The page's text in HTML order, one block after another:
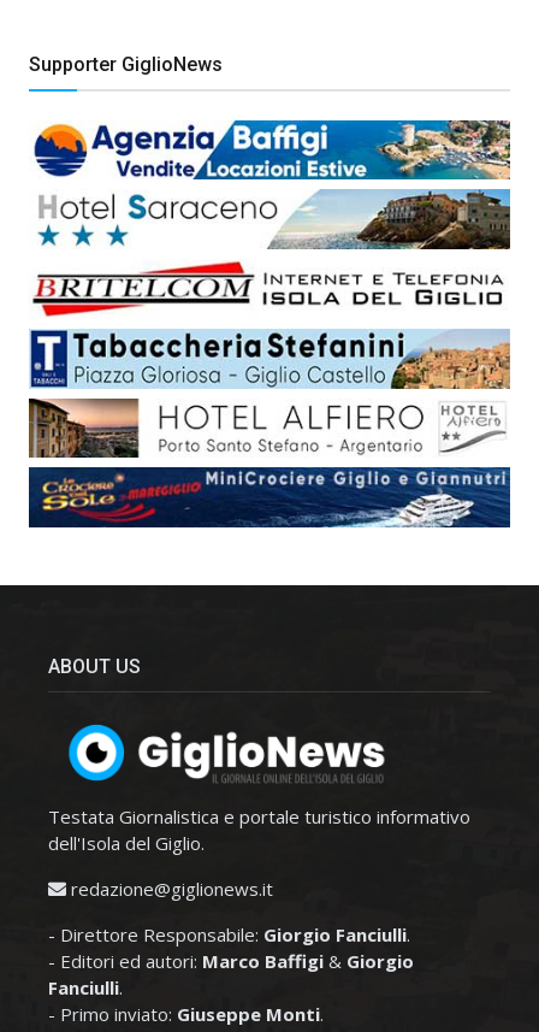
Supporter GiglioNews
ABOUT US
Testata Giornalistica e portale turistico informativo
dell'Isola del Giglio.
redazione@giglionews.it
- Direttore Responsabile: Giorgio Fanciulli.
- Editori ed autori: Marco Baffigi & Giorgio
Fanciulli.
- Primo inviato: Giuseppe Monti.